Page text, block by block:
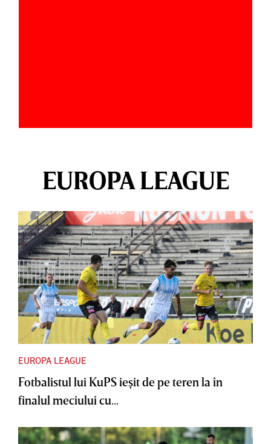
EUROPA LEAGUE
EUROPA LEAGUE
Fotbalistul lui KuPS ieşit de pe teren la în
finalul meciului cu...